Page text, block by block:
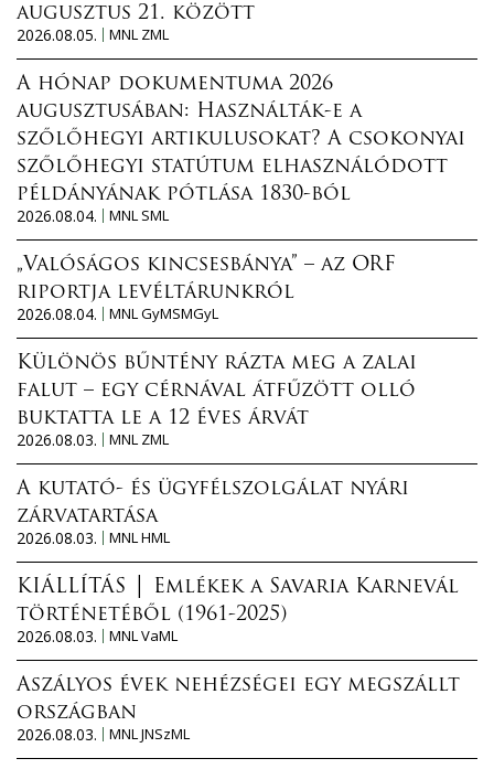
augusztus 21. között
2026.08.05.
MNL ZML
A hónap dokumentuma 2026
augusztusában: Használták-e a
szőlőhegyi artikulusokat? A csokonyai
szőlőhegyi statútum elhasználódott
példányának pótlása 1830-ból
2026.08.04.
MNL SML
„Valóságos kincsesbánya” – az ORF
riportja levéltárunkról
2026.08.04.
MNL GyMSMGyL
Különös bűntény rázta meg a zalai
falut – egy cérnával átfűzött olló
buktatta le a 12 éves árvát
2026.08.03.
MNL ZML
A kutató- és ügyfélszolgálat nyári
zárvatartása
2026.08.03.
MNL HML
KIÁLLÍTÁS │ Emlékek a Savaria Karnevál
történetéből (1961-2025)
2026.08.03.
MNL VaML
Aszályos évek nehézségei egy megszállt
országban
2026.08.03.
MNL JNSzML